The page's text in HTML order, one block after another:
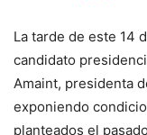
La tarde de este 14
candidato
Amaint, presidenta
exponiendo
planteados el